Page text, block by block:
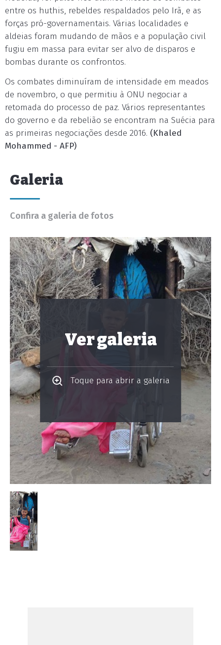
entre os huthis, rebeldes respaldados pelo Irã, e as
forças pró-governamentais. Várias localidades e
aldeias foram mudando de mãos e a população civil
fugiu em massa para evitar ser alvo de disparos e
bombas durante os confrontos.
Os combates diminuíram de intensidade em meados
de novembro, o que permitiu à ONU negociar a
retomada do processo de paz. Vários representantes
do governo e da rebelião se encontram na Suécia para
as primeiras negociações desde 2016. (Khaled
Mohammed - AFP)
Galeria
Confira a galeria de fotos
Ver galeria
Toque para abrir a galeria